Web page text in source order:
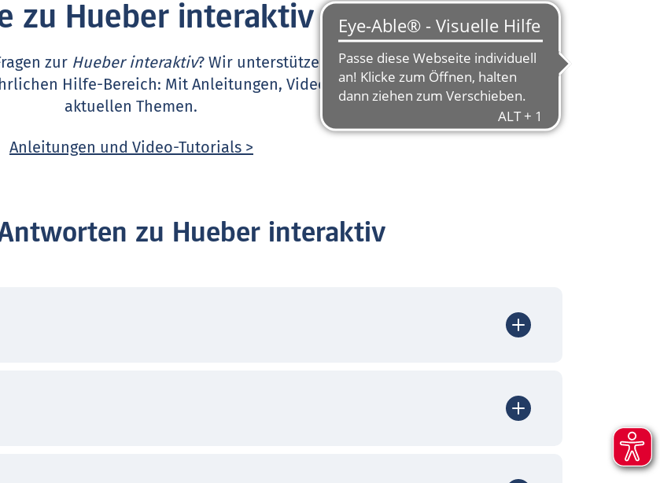
zu Hueber interaktiv
zur Hueber interaktiv? Wir unterstützen Sie sehr gerne und
Hilfe-Bereich: Mit Anleitungen, Video-Tutorials und FAQ zu
aktuellen Themen.
Anleitungen und Video-Tutorials >
zu Hueber interaktiv